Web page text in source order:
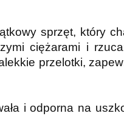
sprzęt, który
ciężarami i
przelotki,
i odporna na